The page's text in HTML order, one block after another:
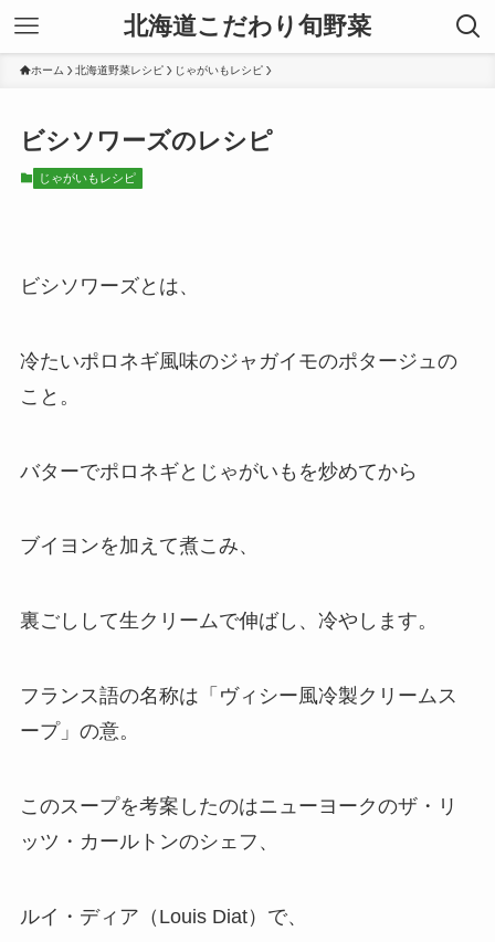
北海道こだわり旬野菜
ホーム 北海道野菜レシピ じゃがいもレシピ
ビシソワーズのレシピ
じゃがいもレシピ
ビシソワーズとは、
冷たいポロネギ風味のジャガイモのポタージュの
こと。
バターでポロネギとじゃがいもを炒めてから
ブイヨンを加えて煮こみ、
裏ごしして生クリームで伸ばし、冷やします。
フランス語の名称は「ヴィシー風冷製クリームス
ープ」の意。
このスープを考案したのはニューヨークのザ・リ
ッツ・カールトンのシェフ、
ルイ・ディア（Louis Diat）で、